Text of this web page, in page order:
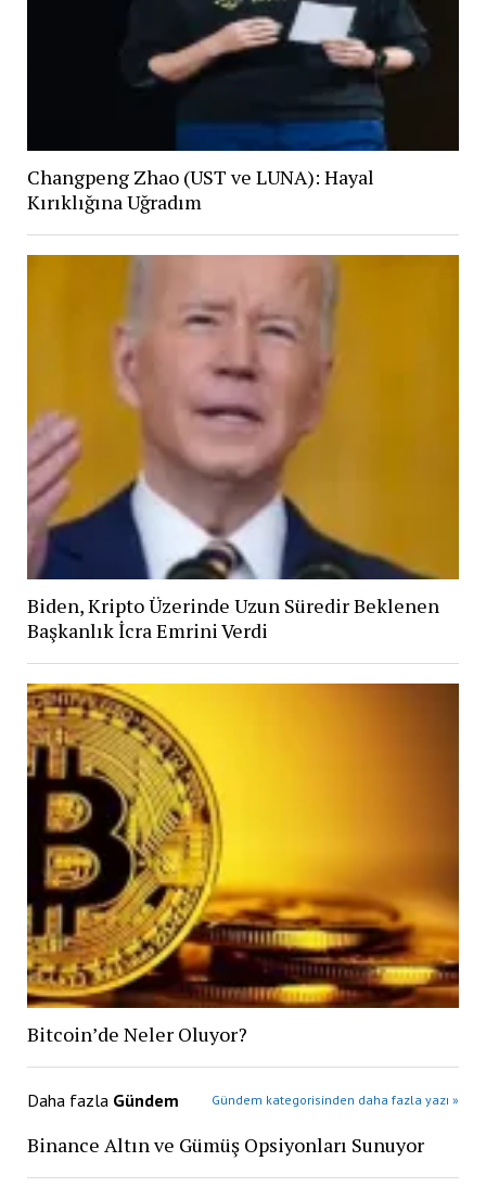
Changpeng Zhao (UST ve LUNA): Hayal
Kırıklığına Uğradım
Biden, Kripto Üzerinde Uzun Süredir Beklenen
Başkanlık İcra Emrini Verdi
Bitcoin’de Neler Oluyor?
Daha fazla Gündem Gündem kategorisinden daha fazla yazı »
Binance Altın ve Gümüş Opsiyonları Sunuyor